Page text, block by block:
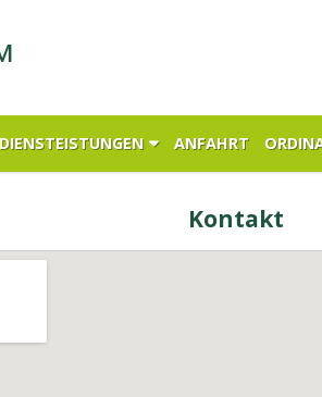
DIENSTEISTUNGEN ANFAHRT
Kontakt